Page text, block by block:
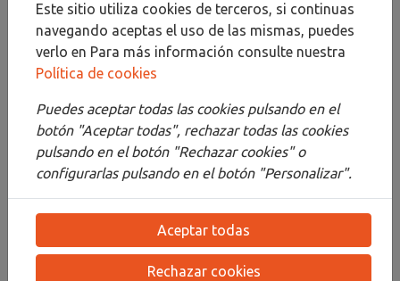
Descripción
Detalles
Adjuntos
Opiniones
¡Este producto no tiene descripción!
Este sitio utiliza cookies de terceros, si continuas
navegando aceptas el uso de las mismas, puedes
verlo en Para más información consulte nuestra
Política de cookies
Puedes aceptar todas las cookies pulsando en el
botón "Aceptar todas", rechazar todas las cookies
pulsando en el botón "Rechazar cookies" o
configurarlas pulsando en el botón "Personalizar".
Aceptar todas
Rechazar cookies